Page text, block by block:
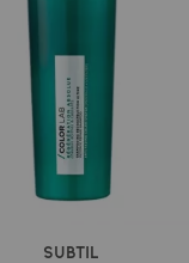
Subtil